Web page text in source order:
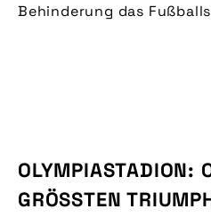
Behinderung das
OLYMPIASTADION:
GRÖSSTEN